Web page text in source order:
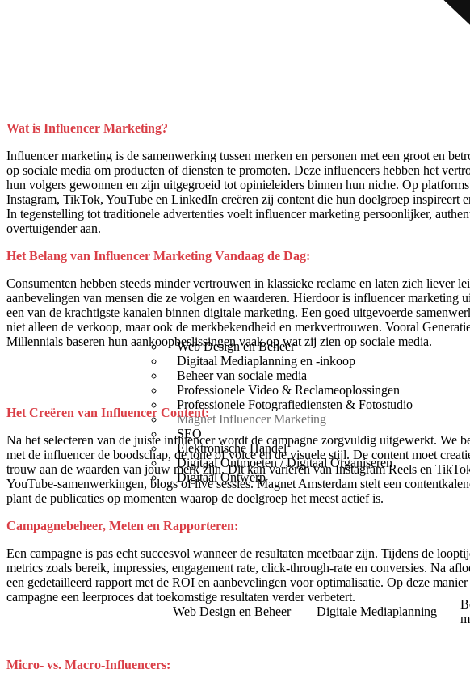
Web Design en Beheer
Digitaal Mediaplanning en -inkoop
Beheer van sociale media
Professionele Video & Reclameoplossingen
Professionele Fotografiediensten & Fotostudio
Magnet Influencer Marketing
SEO
Elektronische Handel
Digitaal Ontmoeten / Digitaal Organiseren
Digitaal Ontwerp
Web Design en Beheer Digitale Mediaplanning
Wat is Influencer Marketing?
Influencer marketing is de samenwerking tussen merken en personen met een groot en
op sociale media om producten of diensten te promoten. Deze influencers hebben het
hun volgers gewonnen en zijn uitgegroeid tot opinieleiders binnen hun niche. Op
Instagram, TikTok, YouTube en LinkedIn creëren zij content die hun doelgroep inspireert
In tegenstelling tot traditionele advertenties voelt influencer marketing persoonlijker,
overtuigender aan.
Het Belang van Influencer Marketing Vandaag de Dag:
Consumenten hebben steeds minder vertrouwen in klassieke reclame en laten zich liever
aanbevelingen van mensen die ze volgen en waarderen. Hierdoor is influencer marketing
een van de krachtigste kanalen binnen digitale marketing. Een goed uitgevoerde
niet alleen de verkoop, maar ook de merkbekendheid en merkvertrouwen. Vooral
Millennials baseren hun aankoopbeslissingen vaak op wat zij zien op sociale media.
Het Creëren van Influencer Content:
Na het selecteren van de juiste influencer wordt de campagne zorgvuldig uitgewerkt. We
met de influencer de boodschap, de tone of voice en de visuele stijl. De content moet
trouw aan de waarden van jouw merk zijn. Dit kan variëren van Instagram Reels en
YouTube-samenwerkingen, blogs of live sessies. Magnet Amsterdam stelt een
plant de publicaties op momenten waarop de doelgroep het meest actief is.
Campagnebeheer, Meten en Rapporteren:
Een campagne is pas echt succesvol wanneer de resultaten meetbaar zijn. Tijdens de
metrics zoals bereik, impressies, engagement rate, click-through-rate en conversies. Na
een gedetailleerd rapport met de ROI en aanbevelingen voor optimalisatie. Op deze
campagne een leerproces dat toekomstige resultaten verder verbetert.
Micro- vs. Macro-Influencers: